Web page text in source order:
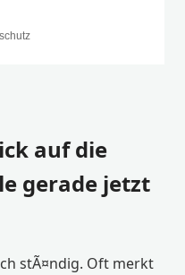
auf die
gerade jetzt
stÃ¤ndig. Oft merkt